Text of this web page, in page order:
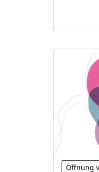
Öffnung